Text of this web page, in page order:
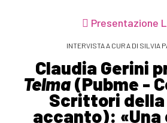
Presentazione
INTERVISTA A CURA DI SILVIA
Claudia Gerini
Telma(Pubme -
Scrittori
accanto): «Una